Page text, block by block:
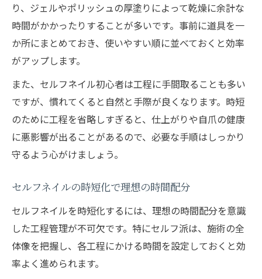
り、ジェルやポリッシュの厚塗りによって乾燥に余計な
時間がかかったりすることが多いです。事前に道具を一
か所にまとめておき、使いやすい順に並べておくと効率
がアップします。
また、セルフネイル初心者は工程に手間取ることも多い
ですが、慣れてくると自然と手際が良くなります。時短
のために工程を省略しすぎると、仕上がりや自爪の健康
に悪影響が出ることがあるので、必要な手順はしっかり
守るよう心がけましょう。
セルフネイルの時短化で理想の時間配分
セルフネイルを時短化するには、理想の時間配分を意識
した工程管理が不可欠です。特にセルフ派は、施術の全
体像を把握し、各工程にかける時間を設定しておくと効
率よく進められます。